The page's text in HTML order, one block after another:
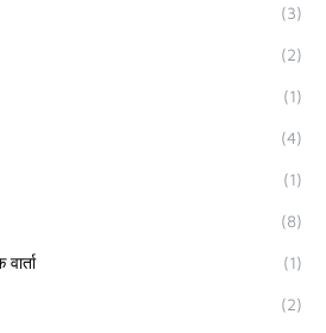
(3)
(2)
(1)
(4)
(1)
(8)
(1)
(2)